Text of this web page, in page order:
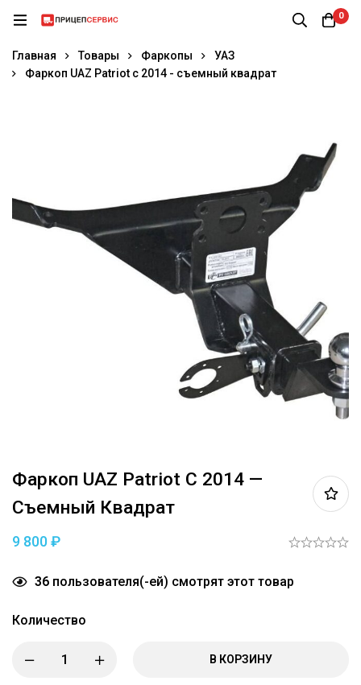
0
Главная Товары Фаркопы
УАЗ
Фаркоп UAZ Patriot c 2014 - съемный квадрат
Фаркоп UAZ Patriot C 2014 —
Съемный Квадрат
9 800₽
36 пользователя(-ей) смотрят этот товар
Количество
В КОРЗИНУ